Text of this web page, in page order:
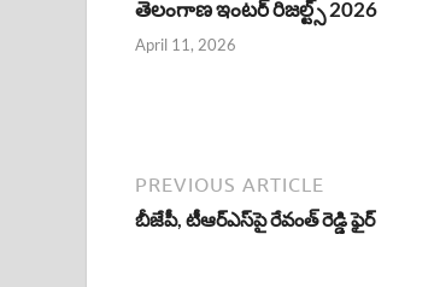
తెలంగాణ ఇంటర్ రిజల్ట్స్ 2026
April 11, 2026
PREVIOUS ARTICLE
బీజేపీ, టీఆర్‌ఎస్‌‌పై రేవంత్ రెడ్డి ఫైర్